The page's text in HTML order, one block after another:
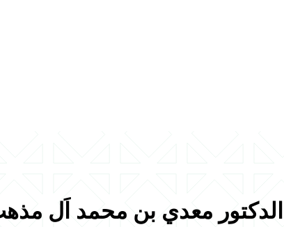
الدكتور معدي بن محمد اَل